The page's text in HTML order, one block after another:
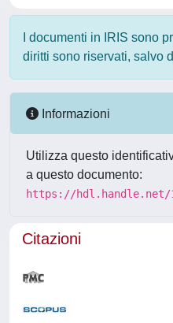
I documenti in IRIS sono
diritti sono riservati, salvo
Informazioni
Utilizza questo
a questo documento:
https://hdl.handle.net/
Citazioni